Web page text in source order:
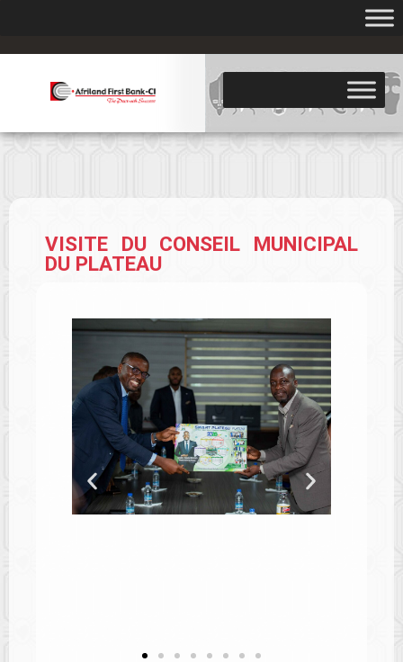
VISITE DU CONSEIL MUNICIPAL
DU PLATEAU